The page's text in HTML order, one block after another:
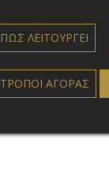
ΠΩΣ ΛΕΙΤΟΥΡΓΕΙ
ΤΡΟΠΟΙ ΑΓΟΡΑΣ